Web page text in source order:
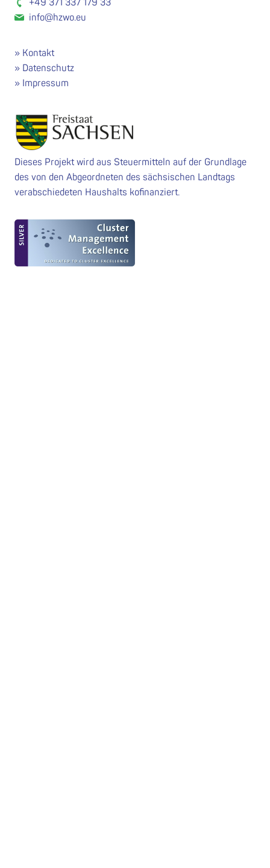
+49 371 337 179 33
info@hzwo.eu
Kontakt
Datenschutz
Impressum
Dieses Projekt wird aus Steuermitteln auf der Grundlage
des von den Abgeordneten des sächsischen Landtags
verabschiedeten Haushalts kofinanziert.